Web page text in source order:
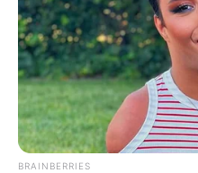
BRAINBERRIES